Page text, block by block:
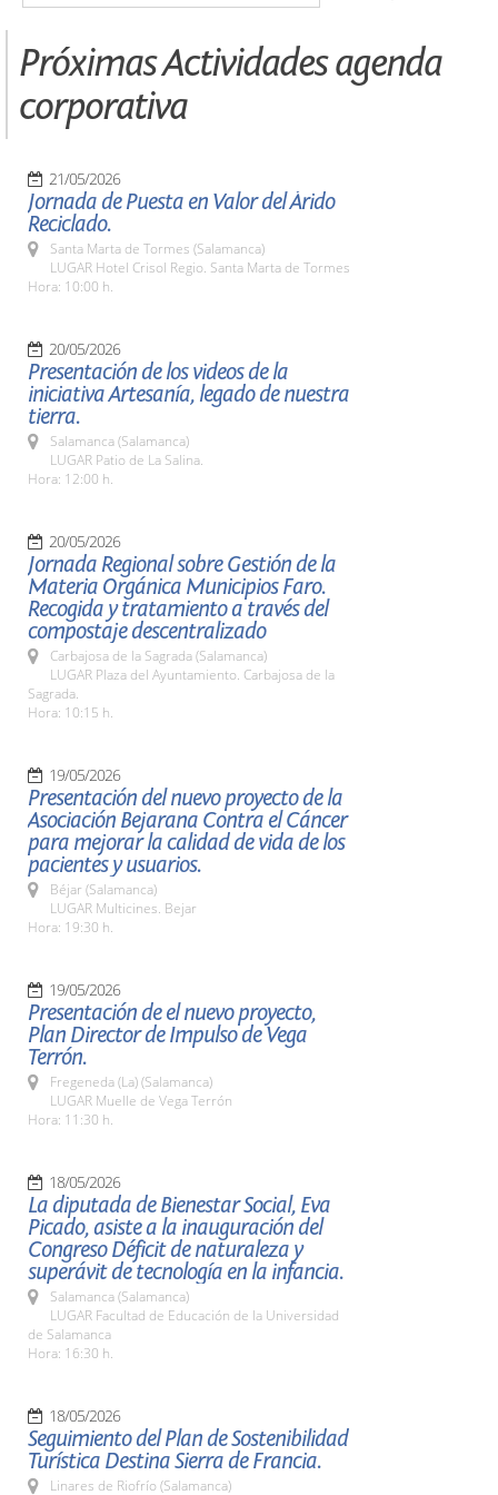
Próximas Actividades agenda
corporativa
21/05/2026
Jornada de Puesta en Valor del Árido
Reciclado.
Santa Marta de Tormes (Salamanca)
LUGAR Hotel Crisol Regio. Santa Marta de Tormes
Hora: 10:00 h.
20/05/2026
Presentación de los videos de la
iniciativa Artesanía, legado de nuestra
tierra.
Salamanca (Salamanca)
LUGAR Patio de La Salina.
Hora: 12:00 h.
20/05/2026
Jornada Regional sobre Gestión de la
Materia Orgánica Municipios Faro.
Recogida y tratamiento a través del
compostaje descentralizado
Carbajosa de la Sagrada (Salamanca)
LUGAR Plaza del Ayuntamiento. Carbajosa de la
Sagrada.
Hora: 10:15 h.
19/05/2026
Presentación del nuevo proyecto de la
Asociación Bejarana Contra el Cáncer
para mejorar la calidad de vida de los
pacientes y usuarios.
Béjar (Salamanca)
LUGAR Multicines. Bejar
Hora: 19:30 h.
19/05/2026
Presentación de el nuevo proyecto,
Plan Director de Impulso de Vega
Terrón.
Fregeneda (La) (Salamanca)
LUGAR Muelle de Vega Terrón
Hora: 11:30 h.
18/05/2026
La diputada de Bienestar Social, Eva
Picado, asiste a la inauguración del
Congreso Déficit de naturaleza y
superávit de tecnología en la infancia.
Salamanca (Salamanca)
LUGAR Facultad de Educación de la Universidad
de Salamanca
Hora: 16:30 h.
18/05/2026
Seguimiento del Plan de Sostenibilidad
Turística Destina Sierra de Francia.
Linares de Riofrío (Salamanca)